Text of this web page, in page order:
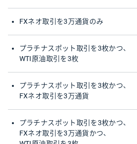
FXネオ取引を3万通貨のみ
プラチナスポット取引を3枚かつ、
WTI原油取引を3枚
プラチナスポット取引を3枚かつ、
FXネオ取引を3万通貨
プラチナスポット取引を3枚かつ、
FXネオ取引を3万通貨かつ、